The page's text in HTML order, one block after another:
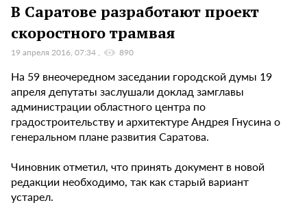
В Саратове разработают проект
скоростного трамвая
19 апреля 2016, 07:34 890
На 59 внеочередном заседании городской думы 19
апреля депутаты заслушали доклад замглавы
администрации областного центра по
градостроительству и архитектуре Андрея Гнусина о
генеральном плане развития Саратова.
Чиновник отметил, что принять документ в новой
редакции необходимо, так как старый вариант
устарел.